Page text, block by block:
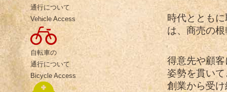
時代ととも
は、商売の
得意先や顧
姿勢を貫い
創業から受
通行について
Vehicle Access
自転車の
通行について
Bicycle Access